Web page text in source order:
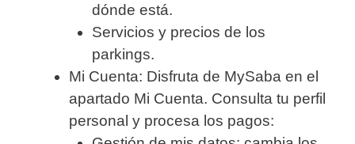
dónde está.
Servicios y precios de los
parkings.
Mi Cuenta: Disfruta de MySaba en el
apartado Mi Cuenta. Consulta tu perfil
personal y procesa los pagos: